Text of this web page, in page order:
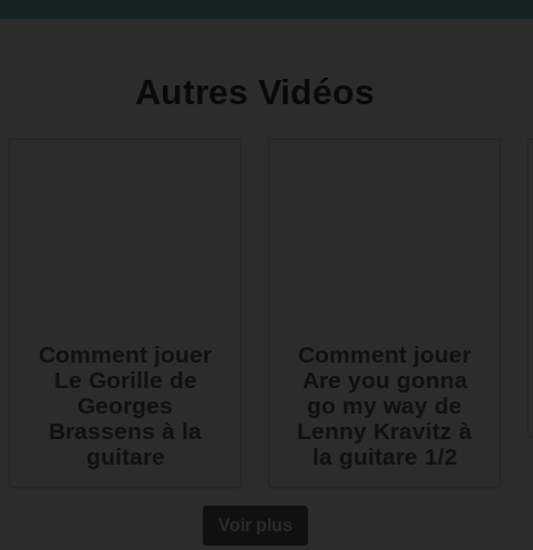
Autres Vidéos
Comment jouer
Le Gorille de
Georges
Brassens à la
guitare
Comment jouer
Are you gonna
go my way de
Lenny Kravitz à
la guitare 1/2
Voir plus